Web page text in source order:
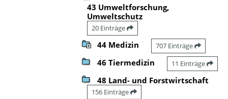
43 Umweltforschung,
Umweltschutz
20 Einträge
44 Medizin 707 Einträge
46 Tiermedizin 11 Einträge
48 Land- und Forstwirtschaft
156 Einträge